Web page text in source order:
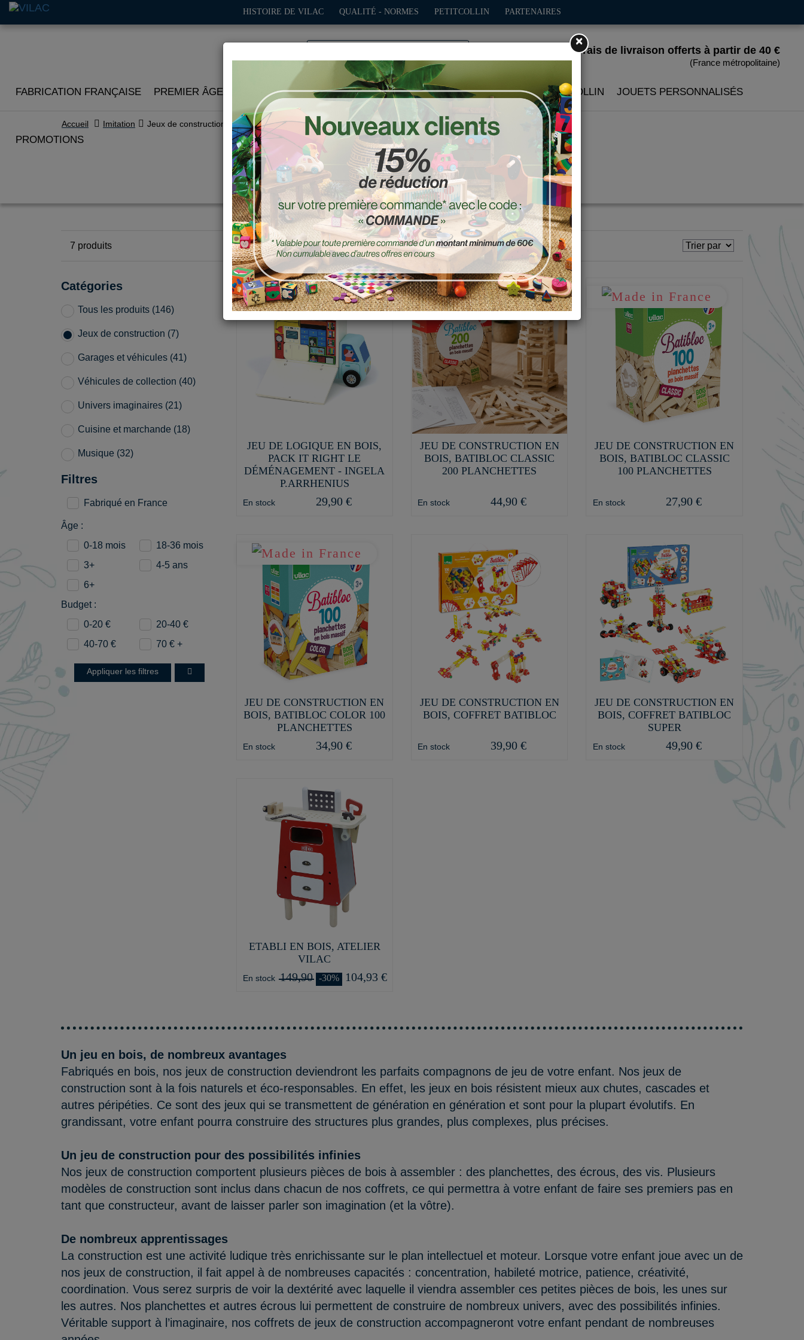
Frais de livraison offerts à partir de 40 €
(France métropolitaine)
HISTOIRE DE VILAC QUALITÉ - NORMES PETITCOLLIN PARTENAIRES
FABRICATION FRANÇAISE PREMIER ÂGE IMITATION PLEIN AIR JEUX DÉCO-CADEAUX POUPÉES PETITCOLLIN JOUETS PERSONNALISÉS
PROMOTIONS
Accueil Imitation Jeux de construction
Jeux de construction
7 produits
Catégories
Tous les produits (146)
Jeux de construction (7)
Garages et véhicules (41)
Véhicules de collection (40)
Univers imaginaires (21)
Cuisine et marchande (18)
Musique (32)
Filtres
Fabriqué en France
Âge :
0-18 mois
18-36 mois
3+
4-5 ans
6+
Budget :
0-20 €
20-40 €
40-70 €
70 € +
Appliquer les filtres
JEU DE LOGIQUE EN BOIS,
PACK IT RIGHT LE
DÉMÉNAGEMENT - INGELA
P.ARRHENIUS
En stock 29,90 €
JEU DE CONSTRUCTION EN
BOIS, BATIBLOC CLASSIC
200 PLANCHETTES
En stock 44,90 €
JEU DE CONSTRUCTION EN
BOIS, BATIBLOC CLASSIC
100 PLANCHETTES
En stock 27,90 €
JEU DE CONSTRUCTION EN
BOIS, BATIBLOC COLOR 100
PLANCHETTES
En stock 34,90 €
JEU DE CONSTRUCTION EN
BOIS, COFFRET BATIBLOC
En stock 39,90 €
JEU DE CONSTRUCTION EN
BOIS, COFFRET BATIBLOC
SUPER
En stock 49,90 €
ETABLI EN BOIS, ATELIER
VILAC
En stock 149,90 -30% 104,93 €
Un jeu en bois, de nombreux avantages
Fabriqués en bois, nos jeux de construction deviendront les parfaits compagnons de jeu de votre enfant. Nos jeux de
construction sont à la fois naturels et éco-responsables. En effet, les jeux en bois résistent mieux aux chutes, cascades et
autres péripéties. Ce sont des jeux qui se transmettent de génération en génération et sont pour la plupart évolutifs. En
grandissant, votre enfant pourra construire des structures plus grandes, plus complexes, plus précises.
Un jeu de construction pour des possibilités infinies
Nos jeux de construction comportent plusieurs pièces de bois à assembler : des planchettes, des écrous, des vis. Plusieurs
modèles de construction sont inclus dans chacun de nos coffrets, ce qui permettra à votre enfant de faire ses premiers pas en
tant que constructeur, avant de laisser parler son imagination (et la vôtre).
De nombreux apprentissages
La construction est une activité ludique très enrichissante sur le plan intellectuel et moteur. Lorsque votre enfant joue avec un de
nos jeux de construction, il fait appel à de nombreuses capacités : concentration, habileté motrice, patience, créativité,
coordination. Vous serez surpris de voir la dextérité avec laquelle il viendra assembler ces petites pièces de bois, les unes sur
les autres. Nos planchettes et autres écrous lui permettent de construire de nombreux univers, avec des possibilités infinies.
Véritable support à l’imaginaire, nos coffrets de jeux de construction accompagneront votre enfant pendant de nombreuses
×